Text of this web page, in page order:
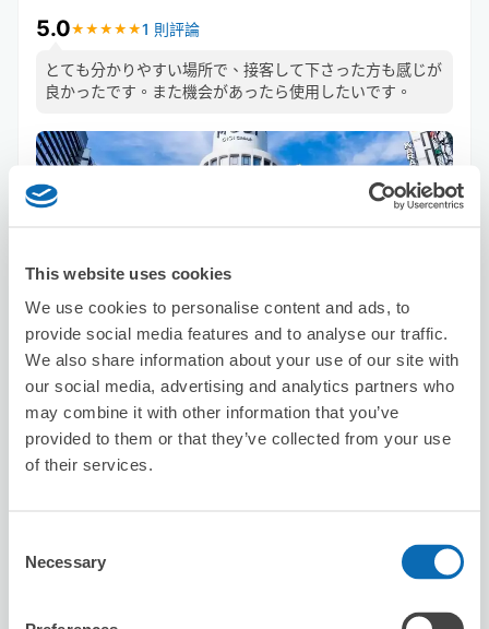
This website uses cookies
We use cookies to personalise content and ads, to
provide social media features and to analyse our traffic.
We also share information about your use of our site with
our social media, advertising and analytics partners who
may combine it with other information that you’ve
provided to them or that they’ve collected from your use
of their services.
Selection
Necessary
5.0★ ★ ★ ★ ★
★ ★ ★ ★ ★1 則評論
とても分かりやすい場所で、接客して下さった方も感じが
良かったです。また機会があったら使用したいです。
行李箱尺寸:30 手提包尺寸:20
利用可能時間
預約此店舖
Century 21ST Shibuya Real Estate